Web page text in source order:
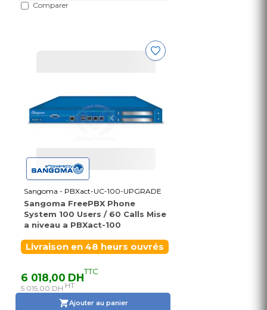
Comparer
Sangoma - PBXact-UC-100-UPGRADE
Sangoma FreePBX Phone
System 100 Users / 60 Calls Mise
a niveau a PBXact-100
Livraison en 48 heurs ouvrés
6 018,00 DHTTC
5 015,00 DH HT
Ajouter au panier